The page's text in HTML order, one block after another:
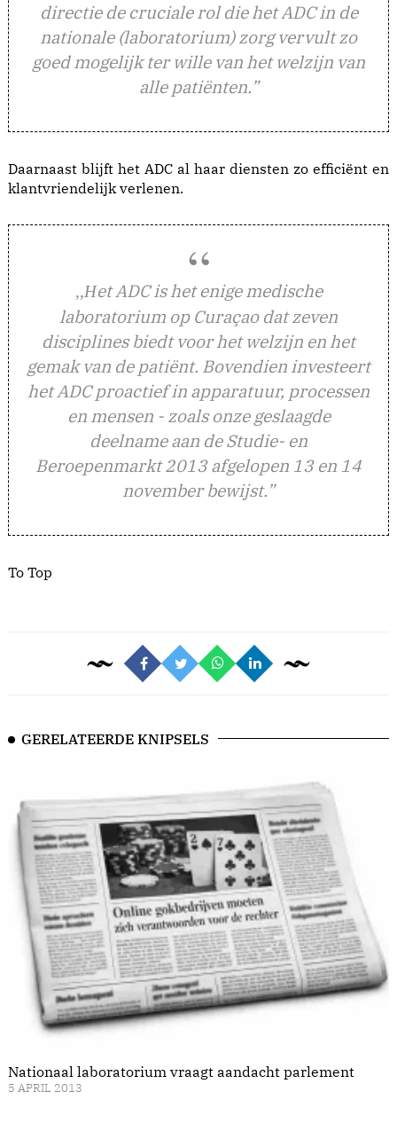
directie de cruciale rol die het ADC in de
nationale (laboratorium) zorg vervult zo
goed mogelijk ter wille van het welzijn van
alle patiënten.”
Daarnaast blijft het ADC al haar diensten zo efficiënt en
klantvriendelijk verlenen.
,,Het ADC is het enige medische
laboratorium op Curaçao dat zeven
disciplines biedt voor het welzijn en het
gemak van de patiënt. Bovendien investeert
het ADC proactief in apparatuur, processen
en mensen - zoals onze geslaagde
deelname aan de Studie- en
Beroepenmarkt 2013 afgelopen 13 en 14
november bewijst.”
To Top
GERELATEERDE KNIPSELS
Nationaal laboratorium vraagt aandacht parlement
5 APRIL 2013